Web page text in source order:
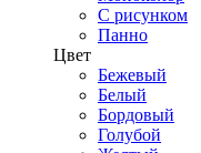
С рисунком
Панно
Цвет
Бежевый
Белый
Бордовый
Голубой